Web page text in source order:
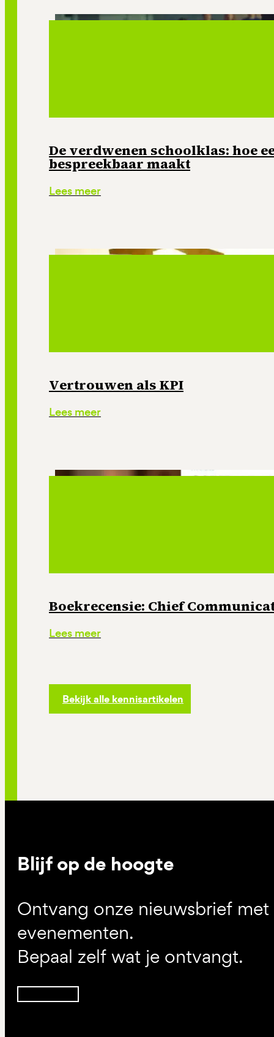
De verdwenen schoolklas: hoe
bespreekbaar maakt
Lees meer
Vertrouwen als KPI
Lees meer
Boekrecensie: Chief
Lees meer
Bekijk alle kennisartikelen
Blijf op de hoogte
Ontvang onze nieuwsbrief
evenementen.
Bepaal zelf wat je ontvangt.